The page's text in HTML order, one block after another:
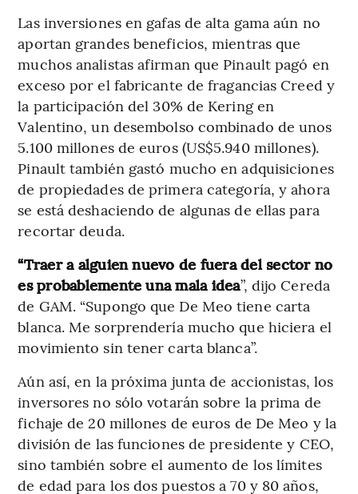
Las inversiones en gafas de alta gama aún no
aportan grandes beneficios, mientras que
muchos analistas afirman que Pinault pagó en
exceso por el fabricante de fragancias Creed y
la participación del 30% de Kering en
Valentino, un desembolso combinado de unos
5.100 millones de euros (US$5.940 millones).
Pinault también gastó mucho en adquisiciones
de propiedades de primera categoría, y ahora
se está deshaciendo de algunas de ellas para
recortar deuda.
“Traer a alguien nuevo de fuera del sector no
es probablemente una mala idea”, dijo Cereda
de GAM. “Supongo que De Meo tiene carta
blanca. Me sorprendería mucho que hiciera el
movimiento sin tener carta blanca”.
Aún así, en la próxima junta de accionistas, los
inversores no sólo votarán sobre la prima de
fichaje de 20 millones de euros de De Meo y la
división de las funciones de presidente y CEO,
sino también sobre el aumento de los límites
de edad para los dos puestos a 70 y 80 años,